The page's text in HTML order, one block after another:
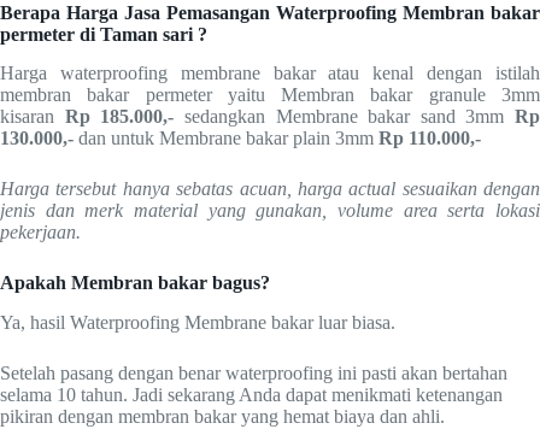
Berapa Harga Jasa Pemasangan Waterproofing Membran bakar
permeter di Taman sari ?
Harga waterproofing membrane bakar atau kenal dengan istilah
membran bakar permeter yaitu Membran bakar granule 3mm
kisaran Rp 185.000,- sedangkan Membrane bakar sand 3mm Rp
130.000,- dan untuk Membrane bakar plain 3mm Rp 110.000,-
Harga tersebut hanya sebatas acuan, harga actual sesuaikan dengan
jenis dan merk material yang gunakan, volume area serta lokasi
pekerjaan.
Apakah Membran bakar bagus?
Ya, hasil Waterproofing Membrane bakar luar biasa.
Setelah pasang dengan benar waterproofing ini pasti akan bertahan
selama 10 tahun. Jadi sekarang Anda dapat menikmati ketenangan
pikiran dengan membran bakar yang hemat biaya dan ahli.